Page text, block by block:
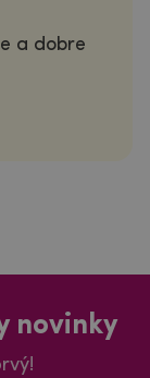
a dobre
novinky